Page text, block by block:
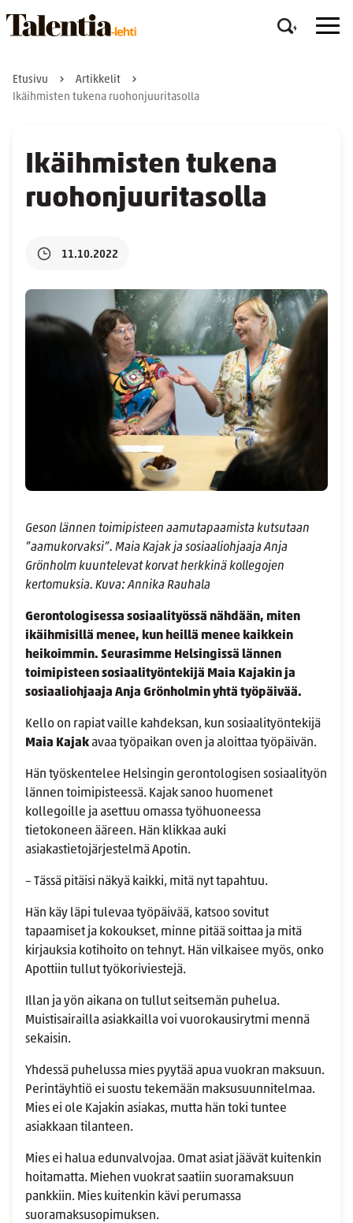
Etusivu
Artikkelit
Ikäihmisten tukena ruohonjuuritasolla
Ikäihmisten tukena
ruohonjuuritasolla
11.10.2022
Geson lännen toimipisteen aamutapaamista kutsutaan
”aamukorvaksi”. Maia Kajak ja sosiaaliohjaaja Anja
Grönholm kuuntelevat korvat herkkinä kollegojen
kertomuksia. Kuva: Annika Rauhala
Gerontologisessa sosiaalityössä nähdään, miten
ikäihmisillä menee, kun heillä menee kaikkein
heikoimmin. Seurasimme Helsingissä lännen
toimipisteen sosiaalityöntekijä Maia Kajakin ja
sosiaaliohjaaja Anja Grönholmin yhtä työpäivää.
Kello on rapiat vaille kahdeksan, kun sosiaalityöntekijä
Maia Kajakavaa työpaikan oven ja aloittaa työpäivän.
Hän työskentelee Helsingin gerontologisen sosiaalityön
lännen toimipisteessä. Kajak sanoo huomenet
kollegoille ja asettuu omassa työhuoneessa
tietokoneen ääreen. Hän klikkaa auki
asiakastietojärjestelmä Apotin.
– Tässä pitäisi näkyä kaikki, mitä nyt tapahtuu.
Hän käy läpi tulevaa työpäivää, katsoo sovitut
tapaamiset ja kokoukset, minne pitää soittaa ja mitä
kirjauksia kotihoito on tehnyt. Hän vilkaisee myös, onko
Apottiin tullut työkoriviestejä.
Illan ja yön aikana on tullut seitsemän puhelua.
Muistisairailla asiakkailla voi vuorokausirytmi mennä
sekaisin.
Yhdessä puhelussa mies pyytää apua vuokran maksuun.
Perintäyhtiö ei suostu tekemään maksusuunnitelmaa.
Mies ei ole Kajakin asiakas, mutta hän toki tuntee
asiakkaan tilanteen.
Mies ei halua edunvalvojaa. Omat asiat jäävät kuitenkin
hoitamatta. Miehen vuokrat saatiin suoramaksuun
pankkiin. Mies kuitenkin kävi perumassa
suoramaksusopimuksen.